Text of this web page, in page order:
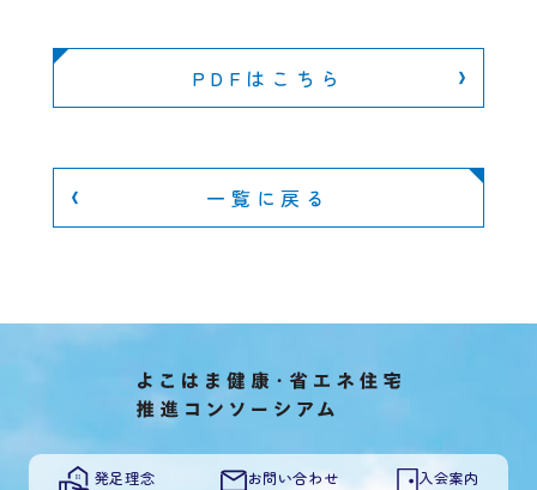
PDFはこちら
一覧に戻る
発足理念 お問い合わせ 入会案内